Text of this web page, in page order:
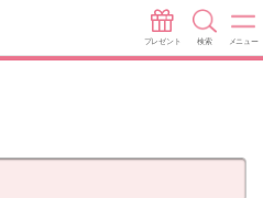
プレゼント 検索 メニュー